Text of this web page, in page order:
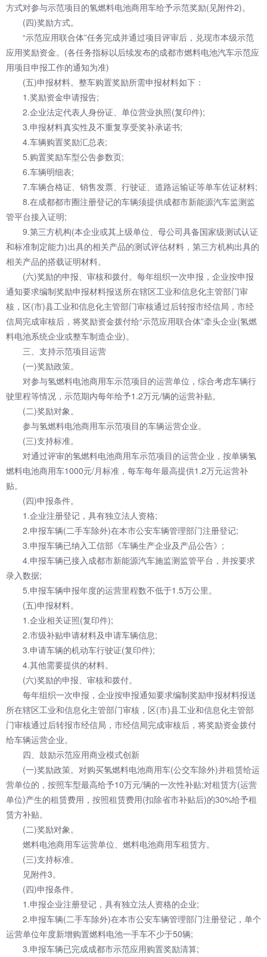
方式对参与示范项目的氢燃料电池商用车给予示范奖励(见附件2)。
(四)奖励方式。
“示范应用联合体”任务完成并通过项目评审后，兑现市本级示范
应用奖励资金。(各任务指标以后续发布的成都市燃料电池汽车示范应
用项目申报工作的通知为准)
(五)申报材料。整车购置奖励所需申报材料如下：
1.奖励资金申请报告;
2.企业法定代表人身份证、单位营业执照(复印件);
3.申报材料真实性及不重复享受奖补承诺书;
4.车辆购置奖励汇总表;
5.购置奖励车型公告参数页;
6.车辆明细表;
7.车辆合格证、销售发票、行驶证、道路运输证等单车佐证材料;
8.在成都都市圈注册登记的车辆须提供成都市新能源汽车监测监
管平台接入证明;
9.第三方机构(本企业或其上级单位、母公司具备国家级测试认证
和标准制定能力)出具的相关产品的测试评估材料，第三方机构出具的
相关产品的搭载证明材料。
(六)奖励的申报、审核和拨付。每年组织一次申报，企业按申报
通知要求编制奖励申报材料报送所在辖区工业和信息化主管部门审
核，区(市)县工业和信息化主管部门审核通过后转报市经信局，市经
信局完成审核后，将奖励资金拨付给“示范应用联合体”牵头企业(氢燃
料电池系统企业或整车制造企业)。
三、支持示范项目运营
(一)奖励政策。
对参与氢燃料电池商用车示范项目的运营单位，综合考虑车辆行
驶里程等情况，示范期内每年给予1.2万元/辆的运营补贴。
(二)奖励对象。
参与氢燃料电池商用车示范项目的车辆运营企业。
(三)支持标准。
对通过评审的氢燃料电池商用车示范项目的运营企业，按单辆氢
燃料电池商用车1000元/月标准，每车每年最高提供1.2万元运营补
贴。
(四)申报条件。
1.企业注册登记，具有独立法人资格;
2.申报车辆(二手车除外)在本市公安车辆管理部门注册登记;
3.申报车辆已纳入工信部《车辆生产企业及产品公告》;
4.申报车辆已接入成都市新能源汽车施监测监管平台，并按要求
录入数据;
5.申报车辆申报年度的运营里程数不低于1.5万公里。
(五)申报材料。
1.企业相关证照(复印件);
2.市级补贴申请材料及申请车辆信息;
3.申请车辆的机动车行驶证(复印件);
4.其他需要提供的材料。
(六)奖励的申报、审核和拨付。
每年组织一次申报，企业按申报通知要求编制奖励申报材料报送
所在辖区工业和信息化主管部门审核，区(市)县工业和信息化主管部
门审核通过后转报市经信局，市经信局完成审核后，将奖励资金拨付
给车辆运营企业。
四、鼓励示范应用商业模式创新
(一)奖励政策。对购买氢燃料电池商用车(公交车除外)并租赁给运
营单位的，按照车型最高给予10万元/辆的一次性补贴;对租赁方(运营
单位)产生的租赁费用，按照租赁费用(扣除省市补贴后)的30%给予租
赁方补贴。
(二)奖励对象。
燃料电池商用车运营单位、燃料电池商用车租赁方。
(三)支持标准。
见附件3。
(四)申报条件。
1.申报企业注册登记，具有独立法人资格的企业;
2.申报车辆(二手车除外)在本市公安车辆管理部门注册登记，单个
运营单位年度新增购置燃料电池一手车不少于50辆;
3.申报车辆已完成成都市示范应用购置奖励清算;